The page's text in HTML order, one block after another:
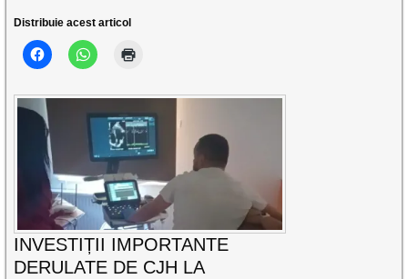
Distribuie acest articol
INVESTIȚII IMPORTANTE
DERULATE DE CJH LA